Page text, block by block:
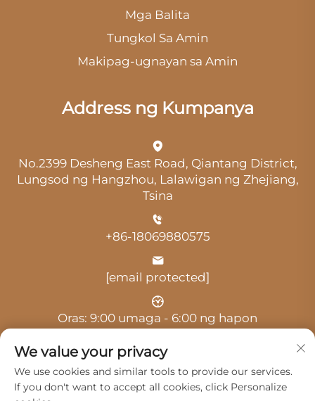
Mga Balita
Tungkol Sa Amin
Makipag-ugnayan sa Amin
Address ng Kumpanya
No.2399 Desheng East Road, Qiantang District,
Lungsod ng Hangzhou, Lalawigan ng Zhejiang,
Tsina
+86-18069880575
[email protected]
Oras: 9:00 umaga - 6:00 ng hapon
We value your privacy
We use cookies and similar tools to provide our services.
If you don't want to accept all cookies, click Personalize